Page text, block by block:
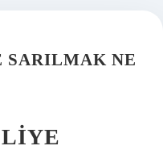
SARILMAK NE